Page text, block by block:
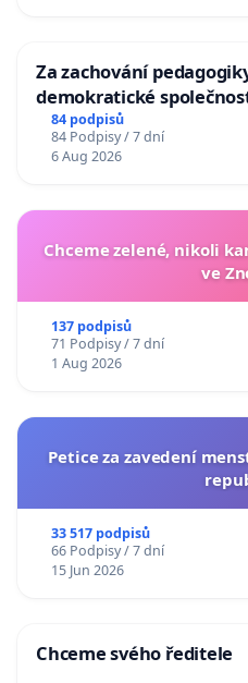
Za zachování
demokratické
84 podpisů
84 Podpisy / 7 dní
6 Aug 2026
Chceme zelené, nikoli
ve
137 podpisů
71 Podpisy / 7 dní
1 Aug 2026
Petice za zavedení
33 517 podpisů
66 Podpisy / 7 dní
15 Jun 2026
Chceme svého ředitele